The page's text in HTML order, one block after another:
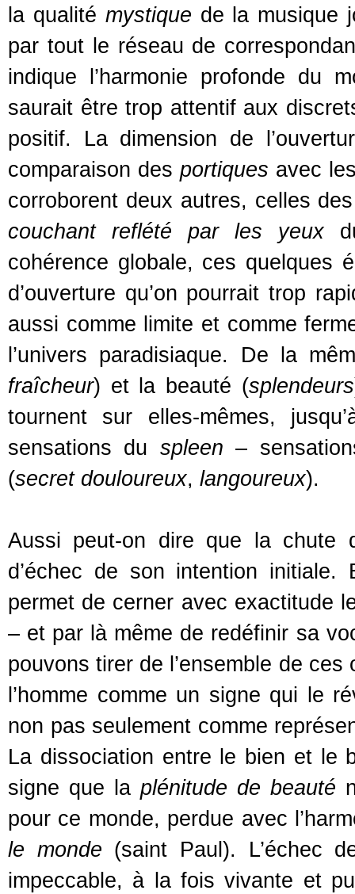
la qualité mystique de la musique
par tout le réseau de
indique l’harmonie profonde du
saurait être trop attentif aux
positif. La dimension de
comparaison des portiques avec
corroborent deux autres, celles
couchant reflété par les yeux
cohérence globale, ces quelques
d’ouverture qu’on pourrait trop
aussi comme limite et comme
l’univers paradisiaque. De la
fraîcheur) et la beauté (splendeurs
tournent sur elles-mêmes,
sensations du spleen –
(secret douloureux, langoureux).
Aussi peut-on dire que la chute
d’échec de son intention
permet de cerner avec exactitude
– et par là même de redéfinir sa
pouvons tirer de l’ensemble de
l’homme comme un signe qui le
non pas seulement comme
La dissociation entre le bien et le
signe que la plénitude de beauté
pour ce monde, perdue avec
le monde (saint Paul). L’échec
impeccable, à la fois vivante et